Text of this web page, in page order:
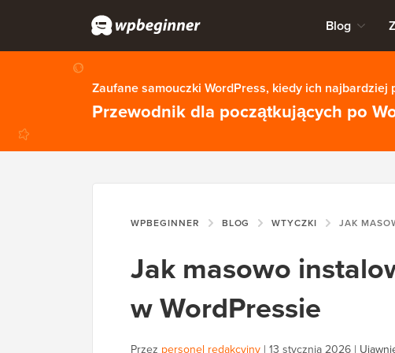
Blog
Zaufane samouczki WordPress, kiedy ich najbardziej
Przewodnik dla początkujących po
WPBEGINNER BLOG WTYCZKI JAK MASOWO INSTALOWAĆ
Jak masowo
w WordPressie
Przez personel redakcyjny | 13 stycznia 2026 |